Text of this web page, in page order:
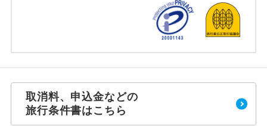
取消料、申込金などの
旅行条件書はこちら